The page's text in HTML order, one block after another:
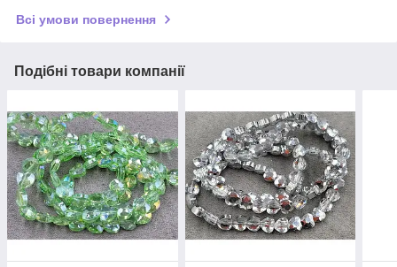
Всі умови повернення
Подібні товари компанії